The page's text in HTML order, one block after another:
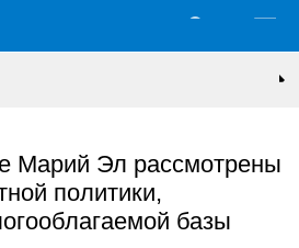
Марий Эл рассмотрены
политики,
базы